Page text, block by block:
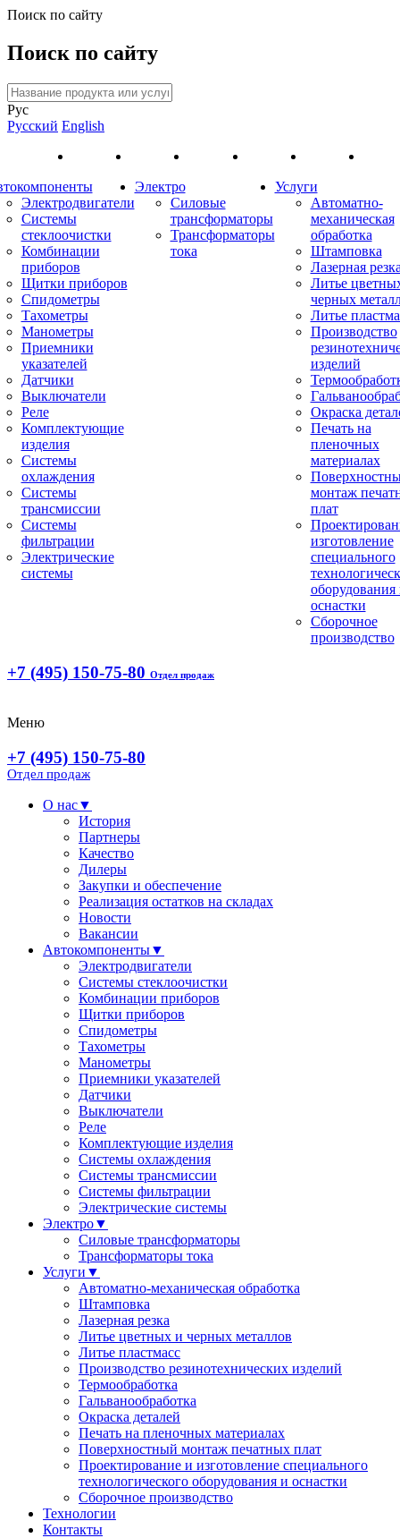
Поиск по сайту
Поиск по сайту
Рус
Русский English
Электродвигатели
Системы
стеклоочистки
Комбинации
приборов
Щитки приборов
Спидометры
Тахометры
Манометры
Приемники
указателей
Датчики
Выключатели
Реле
Комплектующие
изделия
Системы
охлаждения
Системы
трансмиссии
Системы
фильтрации
Электрические
системы
Электро
Силовые
трансформаторы
Трансформаторы
тока
Услуги
Автоматно-
механическая
обработка
Штамповка
Лазерная
Литье
черных
Литье
Производство
изделий
Окраска
Печать на
пленочных
материалах
монтаж
плат
изготовление
специального
оборудования
оснастки
Сборочное
производство
+7 (495) 150-75-80 Отдел продаж
Меню
+7 (495) 150-75-80
Отдел продаж
О нас▼
История
Партнеры
Качество
Дилеры
Закупки и обеспечение
Реализация остатков на складах
Новости
Вакансии
Автокомпоненты▼
Электродвигатели
Системы стеклоочистки
Комбинации приборов
Щитки приборов
Спидометры
Тахометры
Манометры
Приемники указателей
Датчики
Выключатели
Реле
Комплектующие изделия
Системы охлаждения
Системы трансмиссии
Системы фильтрации
Электрические системы
Электро▼
Силовые трансформаторы
Трансформаторы тока
Услуги ▼
Автоматно-механическая обработка
Штамповка
Лазерная резка
Литье цветных и черных металлов
Литье пластмасс
Производство резинотехнических изделий
Термообработка
Гальванообработка
Окраска деталей
Печать на пленочных материалах
Поверхностный монтаж печатных плат
Проектирование и изготовление специального
технологического оборудования и оснастки
Сборочное производство
Технологии
Контакты